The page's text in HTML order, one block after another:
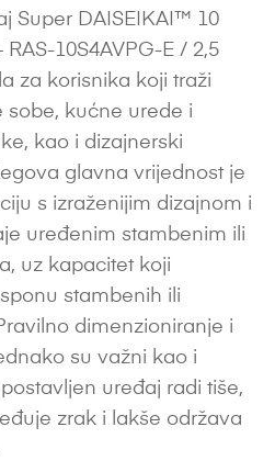
Super DAISEIKAI™ 10
RAS-10S4AVPG-E / 2,5
za korisnika koji traži
sobe, kućne urede i
kao i dizajnerski
glavna vrijednost je
s izraženijim dizajnom i
uređenim stambenim ili
uz kapacitet koji
stambenih ili
dimenzioniranje i
su važni kao i
uređaj radi tiše,
zrak i lakše održava